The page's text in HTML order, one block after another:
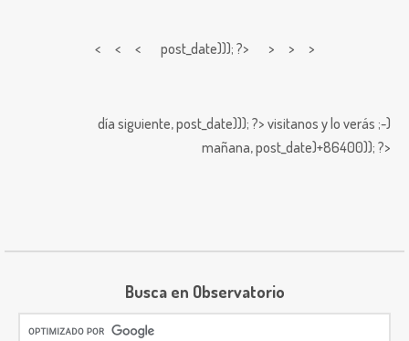
< < < post_date))); ?> > > >
día siguiente,post_date))); ?> visitanos y lo verás ;-)
mañana,post_date)+86400)); ?>
Busca en Observatorio